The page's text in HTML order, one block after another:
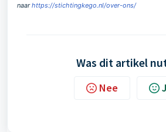
naarhttps://stichtingkego.nl/over-ons/
Was dit artikel
Nee